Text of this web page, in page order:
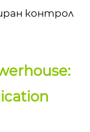
контрол